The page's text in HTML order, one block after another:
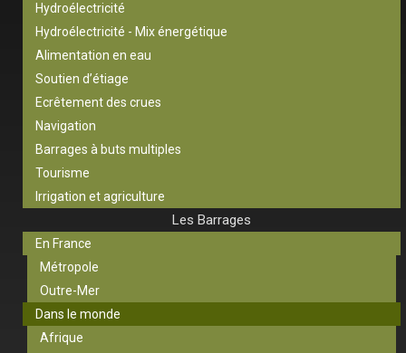
Hydroélectricité
Hydroélectricité - Mix énergétique
Alimentation en eau
Soutien d’étiage
Ecrêtement des crues
Navigation
Barrages à buts multiples
Tourisme
Irrigation et agriculture
Les Barrages
En France
Métropole
Outre-Mer
Dans le monde
Afrique